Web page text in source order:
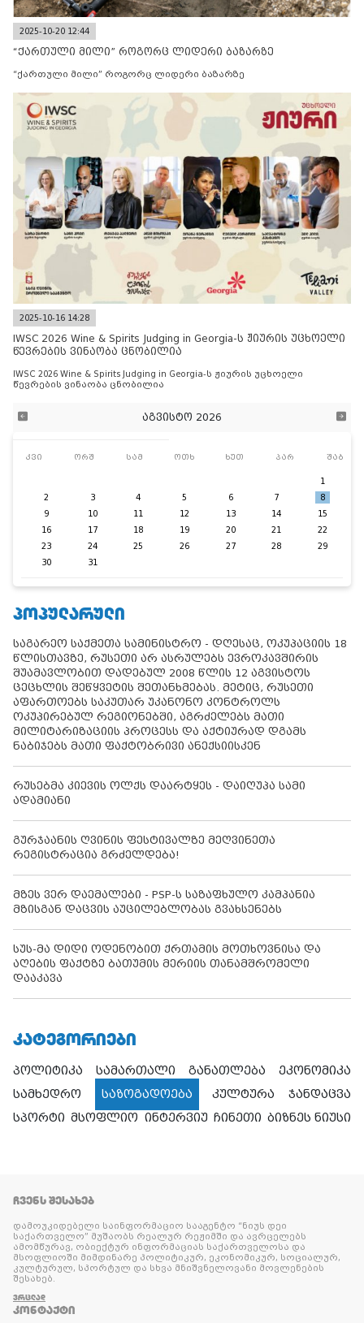
2025-10-20 12:44
“ქართული მილი” როგორც ლიდერი ბაზარზე
“ქართული მილი” როგორც ლიდერი ბაზარზე
2025-10-16 14:28
IWSC 2026 Wine & Spirits Judging in Georgia-ს ჟიურის უცხოელი
წევრების ვინაობა ცნობილია
IWSC 2026 Wine & Spirits Judging in Georgia-ს ჟიურის უცხოელი
წევრების ვინაობა ცნობილია
აგვისტო 2026
კვი ორშ სამ ოთხ ხუთ პარ შაბ
1
2
3 4 5 6 7
8
9
10 11 12 13 14
15
16
17 18 19 20 21
22
23
24 25 26 27 28
29
30
31
ᲞᲝᲞᲣᲚᲐᲠᲣᲚᲘ
საგარეო საქმეთა სამინისტრო - დღესაც, ოკუპაციის 18
წლისთავზე, რუსეთი არ ასრულებს ევროკავშირის
შუამავლობით დადებულ 2008 წლის 12 აგვისტოს
ცეცხლის შეწყვეტის შეთანხმებას. მეტიც, რუსეთი
აფართოებს საკუთარ უკანონო კონტროლს
ოკუპირებულ რეგიონებში, აგრძელებს მათი
მილიტარიზაციის პროცესს და აქტიურად დგამს
ნაბიჯებს მათი ფაქტობრივი ანექსიისკენ
რუსებმა კიევის ოლქს დაარტყეს - დაიღუპა სამი
ადამიანი
გურჯაანის ღვინის ფესტივალზე მეღვინეთა
რეგისტრაცია გრძელდება!
მზეს ვერ დაემალები - PSP-ს საზაფხულო კამპანია
მზისგან დაცვის აუცილებლობას გვახსენებს
სუს-მა დიდი ოდენობით ქრთამის მოთხოვნისა და
აღების ფაქტზე ბათუმის მერიის თანამშრომელი
დააკავა
ᲙᲐᲢᲔᲒᲝᲠᲘᲔᲑᲘ
პოლიტიკა სამართალი განათლება
ეკონომიკა
სამხედრო
საზოგადოება კულტურა
ჯანდაცვა
სპორტი მსოფლიო ინტერვიუ ჩინეთი ბიზნეს ნიუსი
ᲩᲕᲔᲜᲡ ᲨᲔᲡᲐᲮᲔᲑ
დამოუკიდებელი საინფორმაციო სააგენტო “ნიუს დეი
საქართველო” მუშაობს რეალურ რეჟიმში და ავრცელებს
ამომწურავ, ობიექტურ ინფორმაციას საქართველოსა და
მსოფლიოში მიმდინარე პოლიტიკურ, ეკონომიკურ, სოციალურ,
კულტურულ, სპორტულ და სხვა მნიშვნელოვანი მოვლენების
შესახებ.
ᲕᲠᲪᲚᲐᲓ
ᲙᲝᲜᲢᲐᲥᲢᲘ